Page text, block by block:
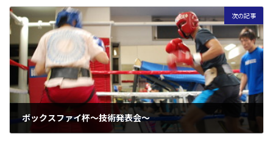
次の記事
ボックスファイ杯～技術発表会～